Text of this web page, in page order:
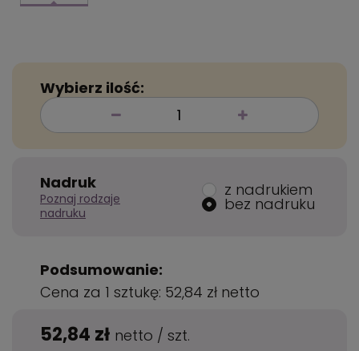
Wybierz ilość:
Nadruk
Poznaj rodzaje
nadruku
z nadrukiem
bez nadruku
Podsumowanie:
Cena za 1 sztukę: 52,84 zł netto
52,84 zł netto / szt.